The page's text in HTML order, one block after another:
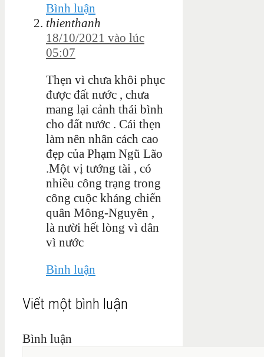
Bình luận
thienthanh
18/10/2021 vào lúc
05:07
Thẹn vì chưa khôi phục
được đất nước , chưa
mang lại cảnh thái bình
cho đất nước . Cái thẹn
làm nên nhân cách cao
đẹp của Phạm Ngũ Lão
.Một vị tướng tài , có
nhiều công trạng trong
công cuộc kháng chiến
quân Mông-Nguyên ,
là nười hết lòng vì dân
vì nước
Bình luận
Viết một bình luận
Bình luận